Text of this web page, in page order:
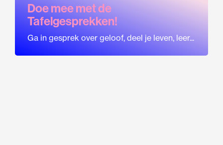
Doe mee met de
Tafelgesprekken!
Ga in gesprek over geloof, deel je leven, leer...